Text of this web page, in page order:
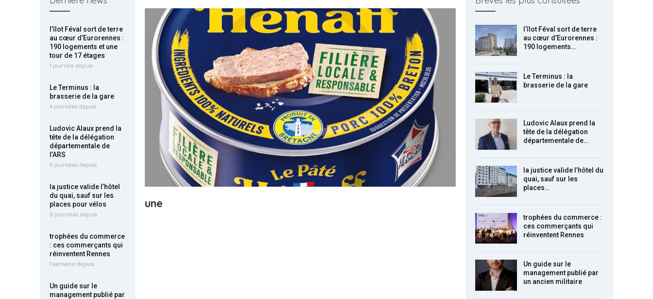
une
l’îlot Féval sort de terre
au cœur d’Eurorennes :
190 logements…
Le Terminus : la
brasserie de la gare
Ludovic Alaux prend la
tête de la délégation
départementale de…
la justice valide l’hôtel du
quai, sauf sur les
places…
trophées du commerce :
ces commerçants qui
réinventent Rennes
Un guide sur le
management publié par
un ancien militaire
l’îlot Féval sort de terre
au cœur d’Eurorennes :
190 logements et une
tour de 17 étages
1 journée depuis
Le Terminus : la
brasserie de la gare
4 journées depuis
Ludovic Alaux prend la
tête de la délégation
départementale de
l’ARS
5 journées depuis
la justice valide l’hôtel
du quai, sauf sur les
places pour vélos
6 journées depuis
trophées du commerce
: ces commerçants qui
réinventent Rennes
1 semaine depuis
Un guide sur le
management publié par